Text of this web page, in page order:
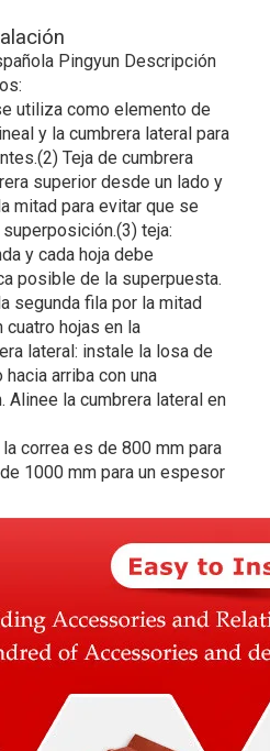
Pingyun Descripción
utiliza como elemento de
y la cumbrera lateral para
Teja de cumbrera
superior desde un lado y
mitad para evitar que se
teja:
y cada hoja debe
posible de la superpuesta.
segunda fila por la mitad
cuatro hojas en la
lateral: instale la losa de
arriba con una
Alinee la cumbrera lateral en
correa es de 800 mm para
1000 mm para un espesor